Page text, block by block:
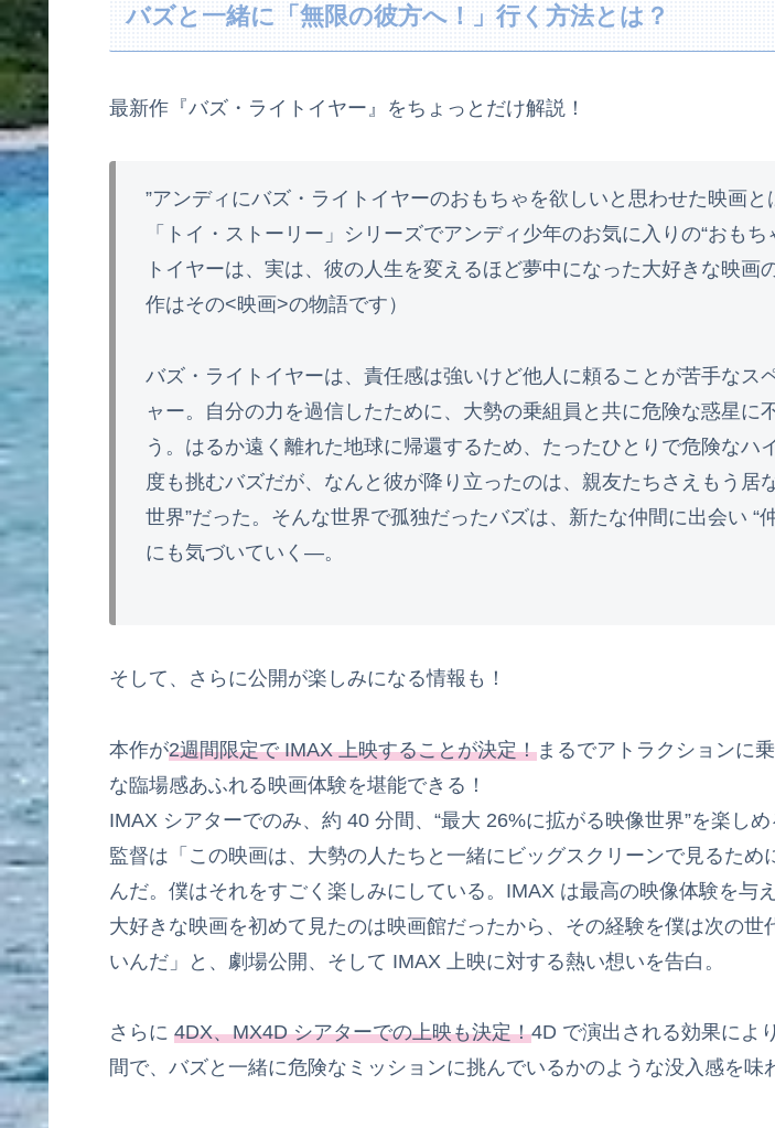
バズと一緒に「無限の彼方へ！」行く方法とは？
最新作『バズ・ライトイヤー』をちょっとだけ解説！
”アンディにバズ・ライトイヤーのおもちゃを欲しいと思わせた映画
「トイ・ストーリー」シリーズでアンディ少年のお気に入りの“おもち
トイヤーは、実は、彼の人生を変えるほど夢中になった大好きな映画
作はその<映画>の物語です）
バズ・ライトイヤーは、責任感は強いけど他人に頼ることが苦手なス
ャー。自分の力を過信したために、大勢の乗組員と共に危険な惑星に
う。はるか遠く離れた地球に帰還するため、たったひとりで危険なハ
度も挑むバズだが、なんと彼が降り立ったのは、親友たちさえもう居
世界”だった。そんな世界で孤独だったバズは、新たな仲間に出会い “
にも気づいていく―。
そして、さらに公開が楽しみになる情報も！
本作が2週間限定で IMAX 上映することが決定！ まるでアトラクションに
な臨場感あふれる映画体験を堪能できる！
IMAX シアターでのみ、約 40 分間、“最大 26%に拡がる映像世界”を楽し
監督は「この映画は、大勢の人たちと一緒にビッグスクリーンで見るため
んだ。僕はそれをすごく楽しみにしている。IMAX は最高の映像体験を与
大好きな映画を初めて見たのは映画館だったから、その経験を僕は次の世
いんだ」と、劇場公開、そして IMAX 上映に対する熱い想いを告白。
さらに 4DX、MX4D シアターでの上映も決定！4D で演出される効果によ
間で、バズと一緒に危険なミッションに挑んでいるかのような没入感を味